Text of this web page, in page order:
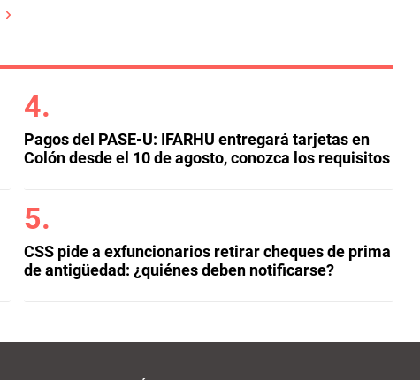
Pagos del PASE-U: IFARHU entregará tarjetas en
Colón desde el 10 de agosto, conozca los requisitos
CSS pide a exfuncionarios retirar cheques de prima
de antigüedad: ¿quiénes deben notificarse?